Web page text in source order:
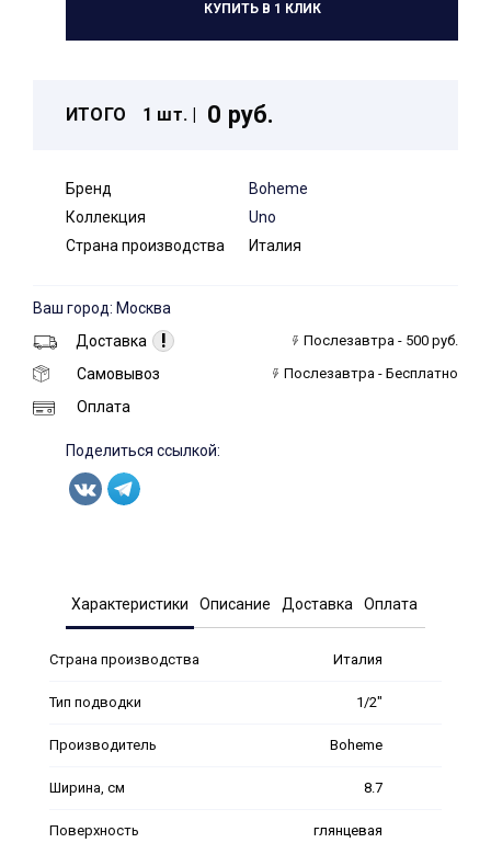
КУПИТЬ В 1 КЛИК
ИТОГО 1 шт. | 0 руб.
Бренд
Boheme
Коллекция
Uno
Страна производства
Италия
Ваш город: Москва
Доставка
! Послезавтра - 500 руб.
Самовывоз Послезавтра - Бесплатно
Оплата
Поделиться ссылкой:
Характеристики Описание Доставка Оплата
Страна производства Италия
Тип подводки 1/2"
Производитель Boheme
Ширина, см 8.7
Поверхность глянцевая